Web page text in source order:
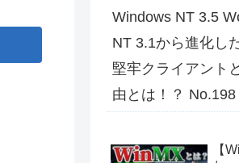
Windows NT 3.5
NT 3.1から進化し
堅牢クライアント
由とは！？ No.198
【